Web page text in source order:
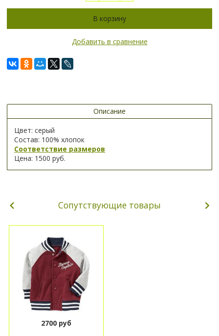
В корзину
Добавить в сравнение
Описание
Цвет: серый
Состав: 100% хлопок
Соответствие размеров
Цена: 1500 руб.
Сопутствующие товары
2700 руб